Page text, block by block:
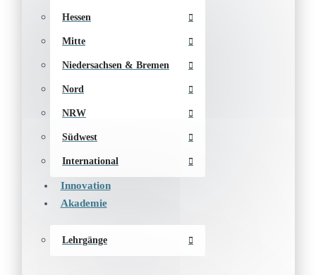
Hessen
Mitte
Niedersachsen & Bremen
Nord
NRW
Südwest
International
Innovation
Akademie
Lehrgänge